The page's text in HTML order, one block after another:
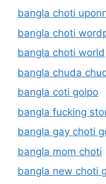
bangla choti
bangla choti
bangla choti world
bangla chuda
bangla coti golpo
bangla fucking
bangla gay choti
bangla mom choti
bangla new choti